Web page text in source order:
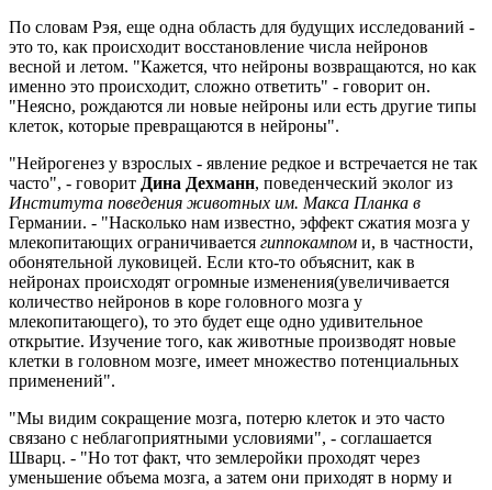
По словам Рэя, еще одна область для будущих исследований -
это то, как происходит восстановление числа нейронов
весной и летом. "Кажется, что нейроны возвращаются, но как
именно это происходит, сложно ответить" - говорит он.
"Неясно, рождаются ли новые нейроны или есть другие типы
клеток, которые превращаются в нейроны".
"Нейрогенез у взрослых - явление редкое и встречается не так
часто", - говорит Дина Дехманн, поведенческий эколог из
Института поведения животных им. Макса Планка в
Германии. - "Насколько нам известно, эффект сжатия мозга у
млекопитающих ограничивается гиппокампом и, в частности,
обонятельной луковицей. Если кто-то объяснит, как в
нейронах происходят огромные изменения(увеличивается
количество нейронов в коре головного мозга у
млекопитающего), то это будет еще одно удивительное
открытие. Изучение того, как животные производят новые
клетки в головном мозге, имеет множество потенциальных
применений".
"Мы видим сокращение мозга, потерю клеток и это часто
связано с неблагоприятными условиями", - соглашается
Шварц. - "Но тот факт, что землеройки проходят через
уменьшение объема мозга, а затем они приходят в норму и